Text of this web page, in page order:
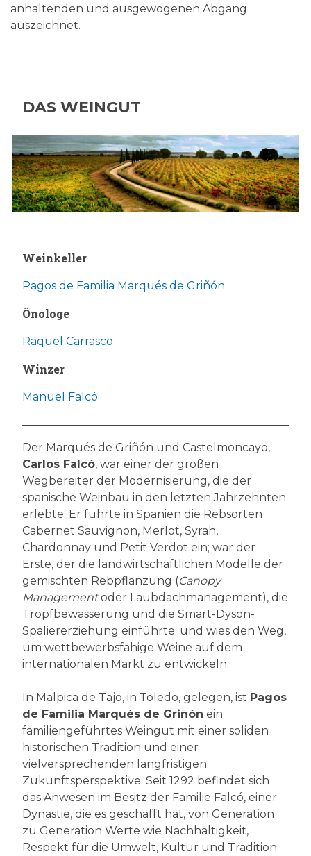
anhaltenden und ausgewogenen Abgang
auszeichnet.
DAS WEINGUT
Weinkeller
Pagos de Familia Marqués de Griñón
Önologe
Raquel Carrasco
Winzer
Manuel Falcó
Der Marqués de Griñón und Castelmoncayo,
Carlos Falcó, war einer der großen
Wegbereiter der Modernisierung, die der
spanische Weinbau in den letzten Jahrzehnten
erlebte. Er führte in Spanien die Rebsorten
Cabernet Sauvignon, Merlot, Syrah,
Chardonnay und Petit Verdot ein; war der
Erste, der die landwirtschaftlichen Modelle der
gemischten Rebpflanzung (Canopy
Managementoder Laubdachmanagement), die
Tropfbewässerung und die Smart-Dyson-
Spaliererziehung einführte; und wies den Weg,
um wettbewerbsfähige Weine auf dem
internationalen Markt zu entwickeln.
In Malpica de Tajo, in Toledo, gelegen, ist Pagos
de Familia Marqués de Griñón ein
familiengeführtes Weingut mit einer soliden
historischen Tradition und einer
vielversprechenden langfristigen
Zukunftsperspektive. Seit 1292 befindet sich
das Anwesen im Besitz der Familie Falcó, einer
Dynastie, die es geschafft hat, von Generation
zu Generation Werte wie Nachhaltigkeit,
Respekt für die Umwelt, Kultur und Tradition